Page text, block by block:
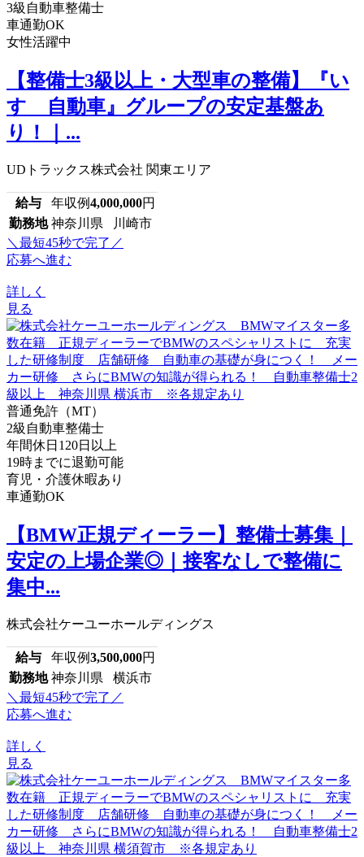
3級自動車整備士
車通勤OK
女性活躍中
【整備士3級以上・大型車の整備】『い
すゞ自動車』グループの安定基盤あ
り！｜...
UDトラックス株式会社 関東エリア
給与 年収例4,000,000円
勤務地 神奈川県 川崎市
＼最短45秒で完了／
応募へ進む
詳しく
見る
普通免許（MT）
2級自動車整備士
年間休日120日以上
19時までに退勤可能
育児・介護休暇あり
車通勤OK
【BMW正規ディーラー】整備士募集｜
安定の上場企業◎｜接客なしで整備に
集中...
株式会社ケーユーホールディングス
給与 年収例3,500,000円
勤務地 神奈川県 横浜市
＼最短45秒で完了／
応募へ進む
詳しく
見る